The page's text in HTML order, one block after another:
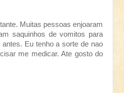
Muitas pessoas enjoaram
saquinhos de vomitos para
Eu tenho a sorte de nao
me medicar. Ate gosto do